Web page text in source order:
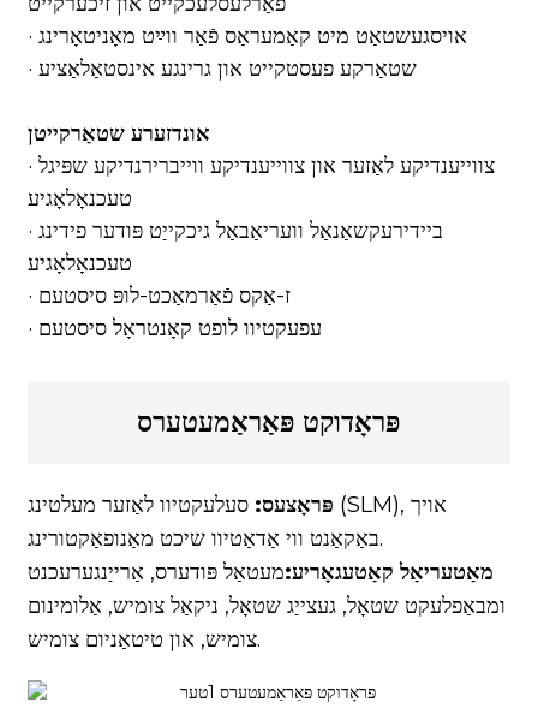
· אויסגעשטאַט מיט קאַמעראַס פֿאַר ווײַט מאָניטאָרינג
· שטאַרקע פעסטקייט און גרינגע אינסטאַלאַציע
אונדזערע שטאַרקייטן
· צווייענדיקע לאַזער און צווייענדיקע ווייברירנדיקע שפּיגל
טעכנאָלאָגיע
· ביידירעקשאַנאַל וועריאַבאַל גיכקייַט פּודער פידינג
טעכנאָלאָגיע
· ז-אַקס פֿאַרמאַכט-לופּ סיסטעם
· עפעקטיוו לופט קאָנטראָל סיסטעם
פּראָדוקט פּאַראַמעטערס
פּראָצעס: סעלעקטיוו לאַזער מעלטינג (SLM), אויך
באַקאַנט ווי אַדאַטיוו שיכט מאַנופאַקטורינג.
מאַטעריאַל קאַטעגאָריע:מעטאַל פּודערס, אַרייַנגערעכנט
ומבאַפלעקט שטאָל, געצייַג שטאָל, ניקאַל צומיש, אַלומינום
צומיש, און טיטאַניום צומיש.